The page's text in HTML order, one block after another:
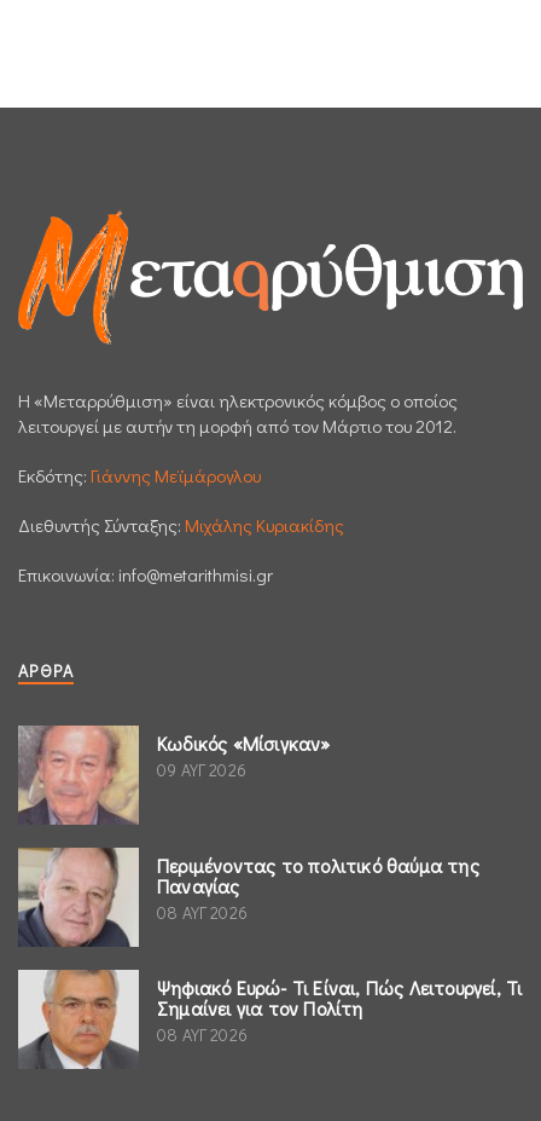
H «Μεταρρύθμιση» είναι ηλεκτρονικός κόμβος ο οποίος
λειτουργεί με αυτήν τη μορφή από τον Μάρτιο του 2012.
Εκδότης: Γιάννης Μεϊμάρογλου
Διεθυντής Σύνταξης: Μιχάλης Κυριακίδης
Επικοινωνία: info@metarithmisi.gr
ΆΡΘΡΑ
Κωδικός «Μίσιγκαν»
09 ΑΥΓ 2026
Περιμένοντας το πολιτικό θαύμα της
Παναγίας
08 ΑΥΓ 2026
Ψηφιακό Ευρώ- Τι Είναι, Πώς Λειτουργεί, Τι
Σημαίνει για τον Πολίτη
08 ΑΥΓ 2026